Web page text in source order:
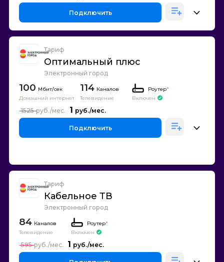
Подключить
Тариф
Оптимальный плюс
Электронный город
100
Домашний интернет
114 Каналов
Телевидение
Роутер*
Включен
1
1525
Подключить
Тариф
Кабельное ТВ
Электронный город
84 Каналов
Телевидение
Роутер*
Включен
1
595